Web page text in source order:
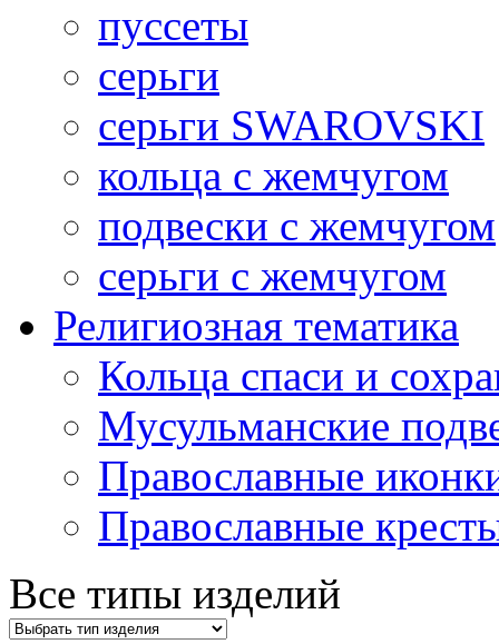
пуссеты
серьги
серьги SWAROVSKI
кольца с жемчугом
подвески с жемчугом
серьги с жемчугом
Религиозная тематика
Кольца спаси и
Мусульманские
Православные
Православные
Все типы изделий